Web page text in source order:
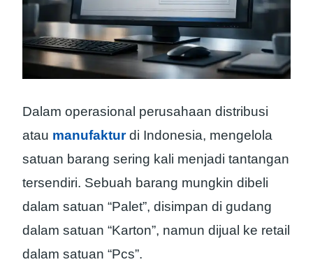
Dalam operasional perusahaan distribusi
atau manufakturdi Indonesia, mengelola
satuan barang sering kali menjadi tantangan
tersendiri. Sebuah barang mungkin dibeli
dalam satuan “Palet”, disimpan di gudang
dalam satuan “Karton”, namun dijual ke retail
dalam satuan “Pcs”.